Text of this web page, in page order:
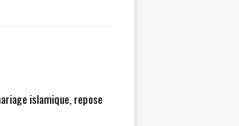
islamique, repose